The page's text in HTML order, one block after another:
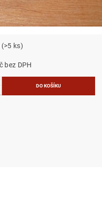
(>5 ks)
284,30 Kč bez DPH